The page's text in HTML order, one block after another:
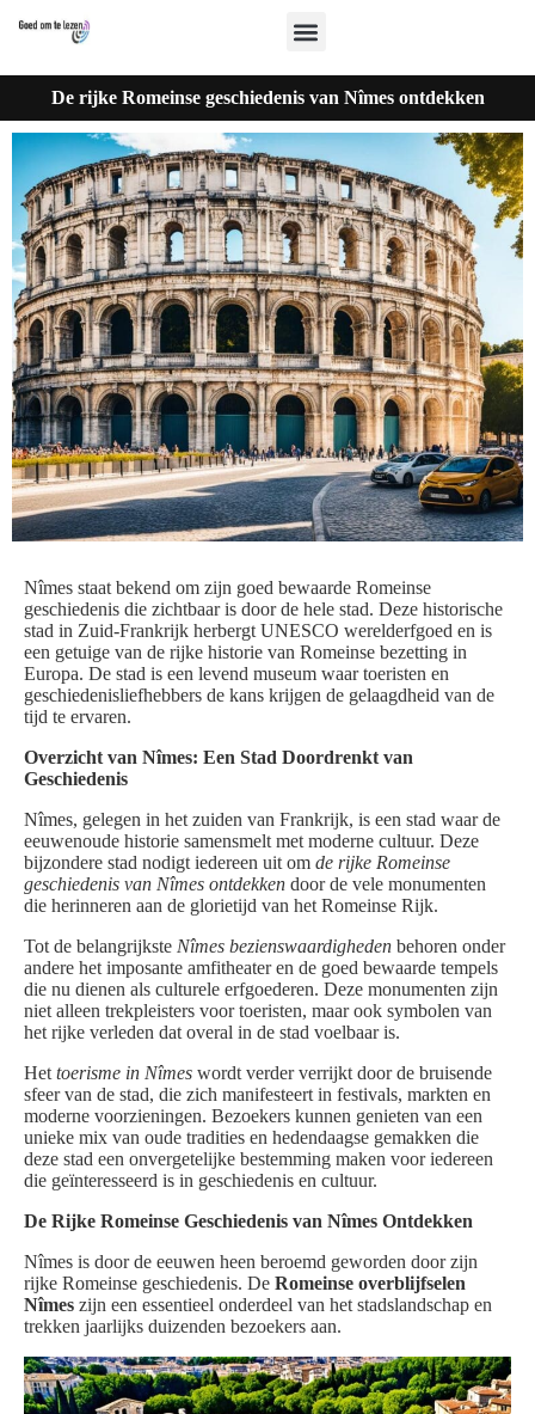
De rijke Romeinse geschiedenis van Nîmes ontdekken
Nîmes staat bekend om zijn goed bewaarde Romeinse
geschiedenis die zichtbaar is door de hele stad. Deze historische
stad in Zuid-Frankrijk herbergt UNESCO werelderfgoed en is
een getuige van de rijke historie van Romeinse bezetting in
Europa. De stad is een levend museum waar toeristen en
geschiedenisliefhebbers de kans krijgen de gelaagdheid van de
tijd te ervaren.
Overzicht van Nîmes: Een Stad Doordrenkt van
Geschiedenis
Nîmes, gelegen in het zuiden van Frankrijk, is een stad waar de
eeuwenoude historie samensmelt met moderne cultuur. Deze
bijzondere stad nodigt iedereen uit om de rijke Romeinse
geschiedenis van Nîmes ontdekken door de vele monumenten
die herinneren aan de glorietijd van het Romeinse Rijk.
Tot de belangrijkste Nîmes bezienswaardigheden behoren onder
andere het imposante amfitheater en de goed bewaarde tempels
die nu dienen als culturele erfgoederen. Deze monumenten zijn
niet alleen trekpleisters voor toeristen, maar ook symbolen van
het rijke verleden dat overal in de stad voelbaar is.
Het toerisme in Nîmes wordt verder verrijkt door de bruisende
sfeer van de stad, die zich manifesteert in festivals, markten en
moderne voorzieningen. Bezoekers kunnen genieten van een
unieke mix van oude tradities en hedendaagse gemakken die
deze stad een onvergetelijke bestemming maken voor iedereen
die geïnteresseerd is in geschiedenis en cultuur.
De Rijke Romeinse Geschiedenis van Nîmes Ontdekken
Nîmes is door de eeuwen heen beroemd geworden door zijn
rijke Romeinse geschiedenis. De Romeinse overblijfselen
Nîmes zijn een essentieel onderdeel van het stadslandschap en
trekken jaarlijks duizenden bezoekers aan.